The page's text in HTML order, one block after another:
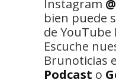
Instagram
bien puede
de YouTube
Escuche
Brunoticias
Podcast o